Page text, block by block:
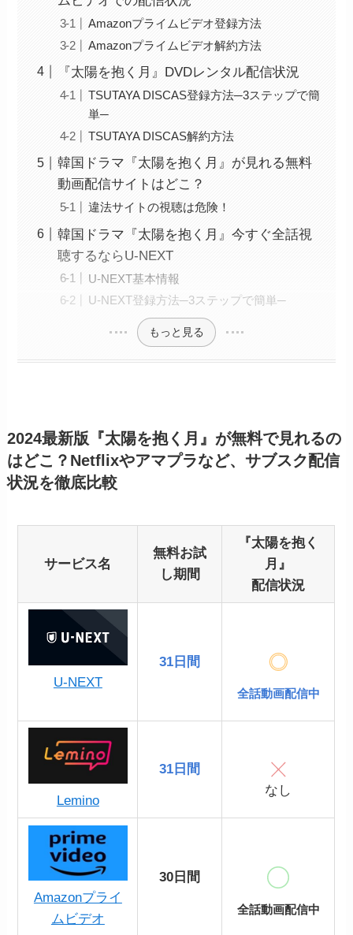
Amazonプライムビデオ登録方法
Amazonプライムビデオ解約方法
『太陽を抱く月』DVDレンタル配信状況
TSUTAYA DISCAS登録方法─3ステップで簡
単─
TSUTAYA DISCAS解約方法
韓国ドラマ『太陽を抱く月』が見れる無料
動画配信サイトはどこ？
違法サイトの視聴は危険！
韓国ドラマ『太陽を抱く月』今すぐ全話視
聴するならU-NEXT
U-NEXT基本情報
U-NEXT登録方法─3ステップで簡単─
もっと見る
2024最新版『太陽を抱く月』が無料で見れるの
はどこ？Netflixやアマプラなど、サブスク配信
状況を徹底比較
サービス名
無料お試
し期間
『太陽を抱く
月』
配信状況
U-NEXT
31日間
全話動画配信中
Lemino
31日間
なし
Amazonプライ
ムビデオ
30日間
全話動画配信中